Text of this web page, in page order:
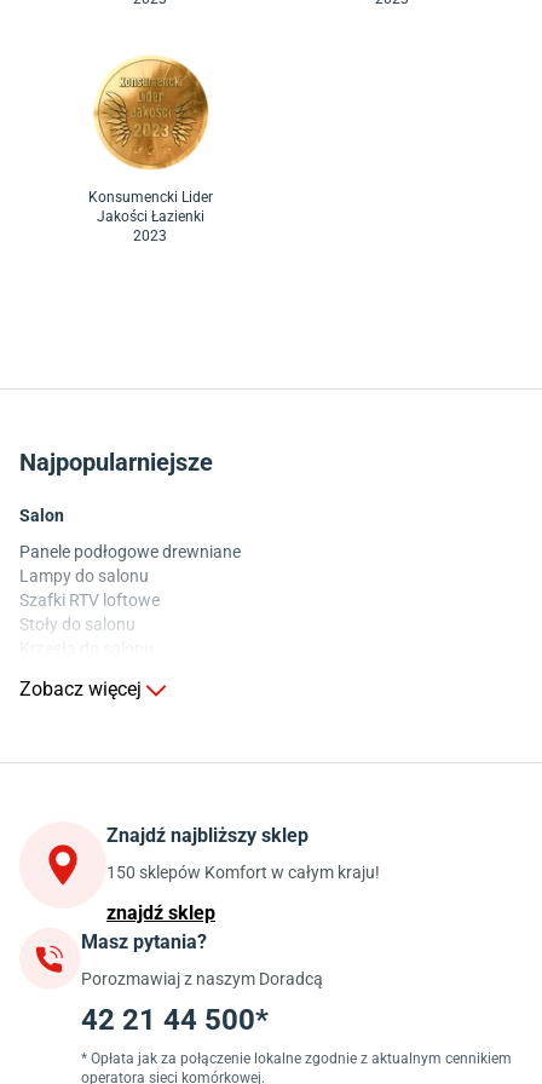
Konsumencki Lider
Jakości Łazienki
2023
Najpopularniejsze
Salon
Panele podłogowe drewniane
Lampy do salonu
Szafki RTV loftowe
Stoły do salonu
Stoły do kuchni
Szafki kuchenne wiszące (górne)
Szafki pod zlewozmywak
Blaty kuchenne laminowane
Jadalnia
Stoły do jadalni
Krzesła do jadalni
Dywany szare
Lampy w stylu loftowym
Zobacz więcej
Znajdź najbliższy sklep
150 sklepów Komfort w całym kraju!
znajdź sklep
Masz pytania?
Porozmawiaj z naszym Doradcą
42 21 44 500*
* Opłata jak za połączenie lokalne zgodnie z aktualnym cennikiem
operatora sieci komórkowej.